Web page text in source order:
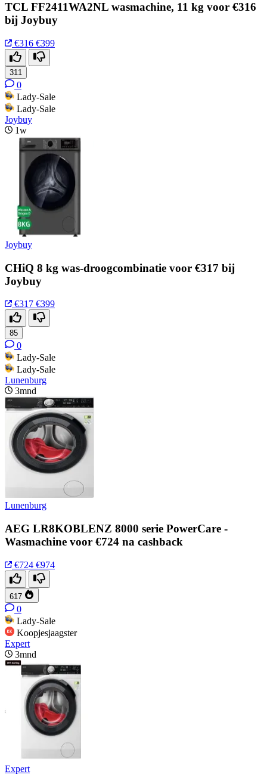
TCL FF2411WA2NL wasmachine, 11 kg voor €316
bij Joybuy
€316 €399
311
0
Lady-Sale
Lady-Sale
Joybuy
1w
Joybuy
CHiQ 8 kg was-droogcombinatie voor €317 bij
Joybuy
€317 €399
85
0
Lady-Sale
Lady-Sale
Lunenburg
3mnd
Lunenburg
AEG LR8KOBLENZ 8000 serie PowerCare -
Wasmachine voor €724 na cashback
€724 €974
617
0
Lady-Sale
Koopjesjaagster
Expert
3mnd
Expert